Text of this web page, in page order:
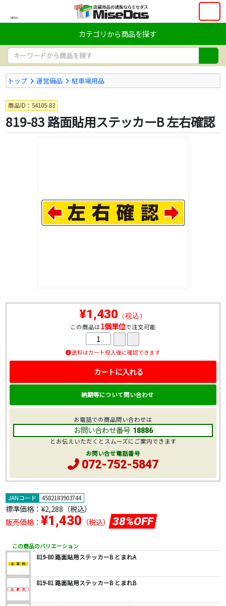
MENU
カテゴリから商品を探す
トップ 運営備品 駐車場用品
商品ID：54105-83
819-83 路面貼用ステッカーB 左右確認
JANコード 4582183903744
標準価格： ¥2,288 （税込）
販売価格： ¥1,430 （税込） 38%OFF
この商品のバリエーション
819-80 路面貼用ステッカーB とまれA
819-81 路面貼用ステッカーB とまれB
¥1,430 （税込）
この商品は1個単位で注文可能
送料はカート投入後に確認できます
カートに入れる
納期等について問い合わせ
お電話での商品問い合わせは
お問い合わせ番号 18886
とお伝えいただくとスムーズにご案内できます
お問い合せ電話番号
072-752-5847